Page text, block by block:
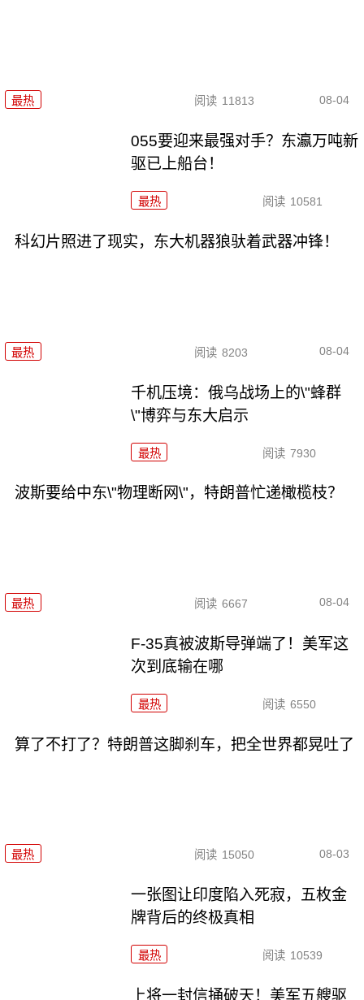
最热 阅读 11813 08-04
055要迎来最强对手？东瀛万吨新
驱已上船台！
最热 阅读 10581
科幻片照进了现实，东大机器狼驮着武器冲锋！
最热 阅读 8203 08-04
千机压境：俄乌战场上的\"蜂群
\"博弈与东大启示
最热 阅读 7930
波斯要给中东\"物理断网\"，特朗普忙递橄榄枝？
最热 阅读 6667 08-04
F-35真被波斯导弹端了！美军这
次到底输在哪
最热 阅读 6550
算了不打了？特朗普这脚刹车，把全世界都晃吐了
最热 阅读 15050 08-03
一张图让印度陷入死寂，五枚金
牌背后的终极真相
最热 阅读 10539
上将一封信捅破天！美军五艘驱